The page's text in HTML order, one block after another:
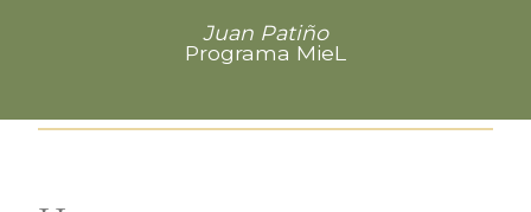
Juan Patiño
Programa MieL